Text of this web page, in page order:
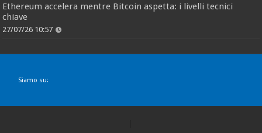
Ethereum accelera mentre Bitcoin aspetta: i livelli tecnici
chiave
27/07/26 10:57
Siamo su: